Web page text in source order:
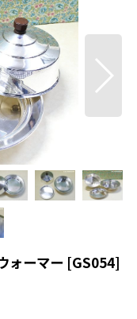
ォーマー [GS054]